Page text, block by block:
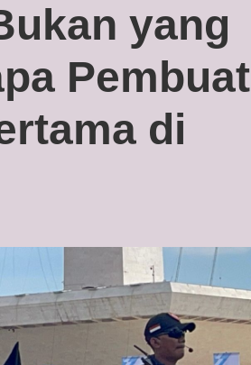
yang
Pembuat
di